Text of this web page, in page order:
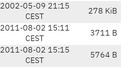
2002-05-09 21:15
CEST
278 KiB
2011-08-02 15:11
CEST
3711 B
2011-08-02 15:15
CEST
5764 B